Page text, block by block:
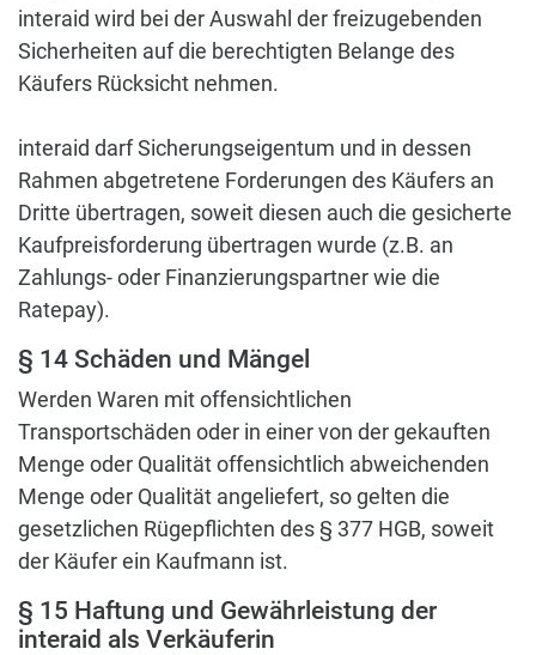
interaid wird bei der Auswahl der freizugebenden
Sicherheiten auf die berechtigten Belange des
Käufers Rücksicht nehmen.
interaid darf Sicherungseigentum und in dessen
Rahmen abgetretene Forderungen des Käufers an
Dritte übertragen, soweit diesen auch die gesicherte
Kaufpreisforderung übertragen wurde (z.B. an
Zahlungs- oder Finanzierungspartner wie die
Ratepay).
§ 14 Schäden und Mängel
Werden Waren mit offensichtlichen
Transportschäden oder in einer von der gekauften
Menge oder Qualität offensichtlich abweichenden
Menge oder Qualität angeliefert, so gelten die
gesetzlichen Rügepflichten des § 377 HGB, soweit
der Käufer ein Kaufmann ist.
§ 15 Haftung und Gewährleistung der
interaid als Verkäuferin